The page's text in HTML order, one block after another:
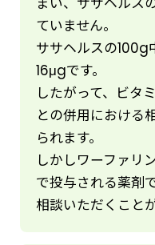
ていません。
ササヘルスの100g
16μgです。
したがって、ビタ
との併用における
られます。
しかしワーファリ
で投与される薬剤
相談いただくこと